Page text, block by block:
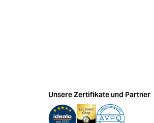
Unsere Zertifikate und Partner